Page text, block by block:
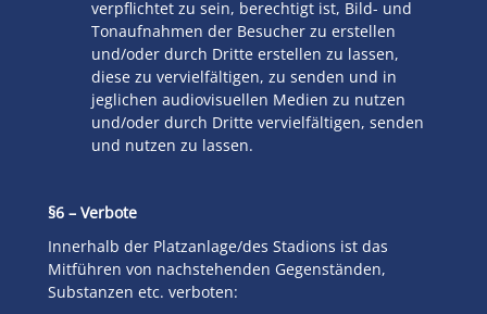
verpflichtet zu sein, berechtigt ist, Bild- und
Tonaufnahmen der Besucher zu erstellen
und/oder durch Dritte erstellen zu lassen,
diese zu vervielfältigen, zu senden und in
jeglichen audiovisuellen Medien zu nutzen
und/oder durch Dritte vervielfältigen, senden
und nutzen zu lassen.
§6 – Verbote
Innerhalb der Platzanlage/des Stadions ist das
Mitführen von nachstehenden Gegenständen,
Substanzen etc. verboten: